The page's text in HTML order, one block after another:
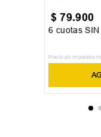
$ 79.900
6 cuotas
Precio sin impuestos